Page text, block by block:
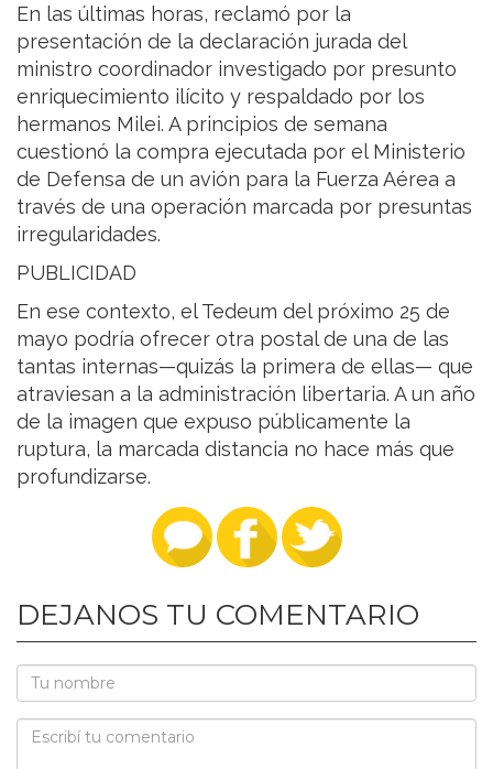
En las últimas horas, reclamó por la
presentación de la declaración jurada del
ministro coordinador investigado por presunto
enriquecimiento ilícito y respaldado por los
hermanos Milei. A principios de semana
cuestionó la compra ejecutada por el Ministerio
de Defensa de un avión para la Fuerza Aérea a
través de una operación marcada por presuntas
irregularidades.
PUBLICIDAD
En ese contexto, el Tedeum del próximo 25 de
mayo podría ofrecer otra postal de una de las
tantas internas—quizás la primera de ellas— que
atraviesan a la administración libertaria. A un año
de la imagen que expuso públicamente la
ruptura, la marcada distancia no hace más que
profundizarse.
DEJANOS TU COMENTARIO